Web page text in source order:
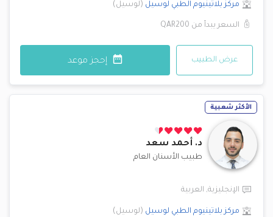
مركز بلاتينيوم الطبي لوسيل (لوسيل)
السعر يبدأ من QAR200
عرض الطبيب إحجز موعد
الأكثر شعبية
د. أحمد سعد
طبيب الأسنان العام
الإنجليزية, العربية
مركز بلاتينيوم الطبي لوسيل (لوسيل)